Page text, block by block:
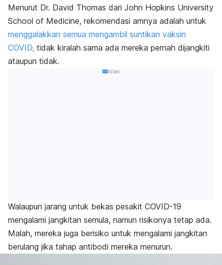
Menurut Dr. David Thomas dari John Hopkins University
School of Medicine, rekomendasi amnya adalah untuk
menggalakkan semua mengambil suntikan vaksin
COVID, tidak kiralah sama ada mereka pernah dijangkiti
ataupun tidak.
Iklan
Walaupun jarang untuk bekas pesakit COVID-19
mengalami jangkitan semula, namun risikonya tetap ada.
Malah, mereka juga berisiko untuk mengalami jangkitan
berulang jika tahap antibodi mereka menurun.